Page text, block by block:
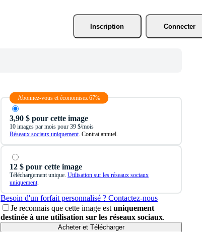
Inscription Connecter
Abonnez-vous et économisez 67%
3,90 $ pour cette image
10 images par mois pour 39 $/mois
Réseaux sociaux uniquement. Contrat annuel.
12 $ pour cette image
Téléchargement unique. Utilisation sur les réseaux sociaux
uniquement.
Besoin d'un forfait personnalisé ? Contactez-nous
Je reconnais que cette image est uniquement
destinée à une utilisation sur les réseaux sociaux.
Acheter et Télécharger